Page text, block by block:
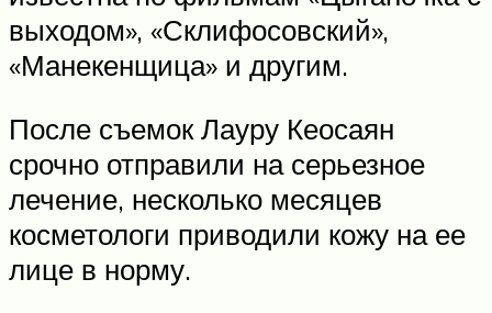
выходом», «Склифосовский»,
«Манекенщица» и другим.
После съемок Лауру Кеосаян
срочно отправили на серьезное
лечение, несколько месяцев
косметологи приводили кожу на ее
лице в норму.